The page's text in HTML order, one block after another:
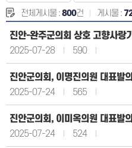
전체게시물 :800건 게시물 :
진안-완주군의회 상호 고향사랑
2025-07-28
590
진안군의회, 이명진의원 대표발
2025-07-24
565
진안군의회, 이미옥의원 대표발
2025-07-24
524